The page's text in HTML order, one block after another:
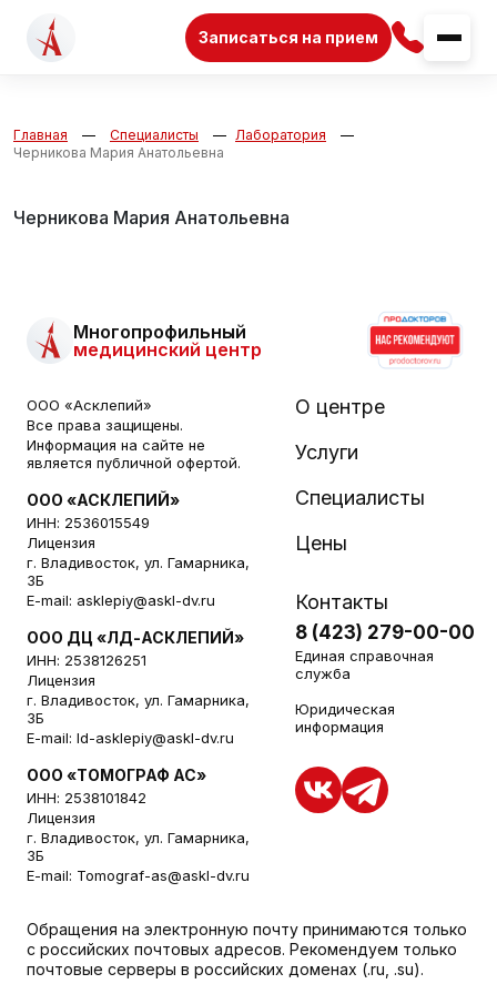
Записаться на прием
Главная Специалисты
Лаборатория
Черникова Мария Анатольевна
Черникова Мария Анатольевна
Многопрофильный
медицинский центр
ООО «Асклепий»
Все права защищены.
Информация на сайте не
является публичной офертой.
ООО «АСКЛЕПИЙ»
ИНН: 2536015549
Лицензия
г. Владивосток, ул. Гамарника,
3Б
E-mail: asklepiy@askl-dv.ru
ООО ДЦ «ЛД-АСКЛЕПИЙ»
ИНН: 2538126251
Лицензия
г. Владивосток, ул. Гамарника,
3Б
E-mail: ld-asklepiy@askl-dv.ru
ООО «ТОМОГРАФ АС»
ИНН: 2538101842
Лицензия
г. Владивосток, ул. Гамарника,
3Б
E-mail: Tomograf-as@askl-dv.ru
О центре
Услуги
Специалисты
Цены
Контакты
8 (423) 279-00-00
Единая справочная
служба
Юридическая
информация
Обращения на электронную почту принимаются только
с российских почтовых адресов. Рекомендуем только
почтовые серверы в российских доменах (.ru, .su).